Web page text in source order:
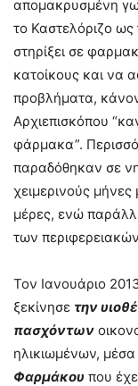
απομακρυσμένη
το Καστελόριζο ως
στηρίξει σε
κατοίκους και να
προβλήματα,
Αρχιεπισκόπου
φάρμακα”.
παραδόθηκαν σε
χειμερινούς
μέρες, ενώ
των περιφερειακών
Τον Ιανουάριο
ξεκίνησε την
πασχόντων
ηλικιωμένων,
Φαρμάκου που